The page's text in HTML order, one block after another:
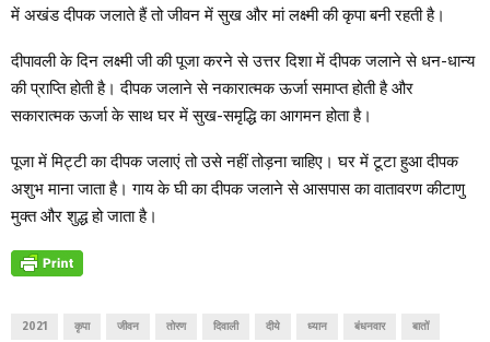
में अखंड दीपक जलाते हैं तो जीवन में सुख और मां लक्ष्मी की कृपा बनी रहती है।
दीपावली के दिन लक्ष्मी जी की पूजा करने से उत्तर दिशा में दीपक जलाने से धन-धान्य
की प्राप्ति होती है। दीपक जलाने से नकारात्मक ऊर्जा समाप्त होती है और
सकारात्मक ऊर्जा के साथ घर में सुख-समृद्धि का आगमन होता है।
पूजा में मिट्टी का दीपक जलाएं तो उसे नहीं तोड़ना चाहिए। घर में टूटा हुआ दीपक
अशुभ माना जाता है। गाय के घी का दीपक जलाने से आसपास का वातावरण कीटाणु
मुक्त और शुद्ध हो जाता है।
2021 कृपा जीवन तोरण दिवाली दीये ध्यान बंधनवार बातों